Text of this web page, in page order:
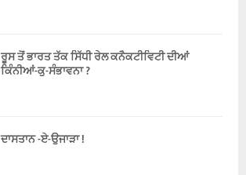
ਰੂਸ ਤੋਂ ਭਾਰਤ ਤੱਕ ਸਿੱਧੀ ਰੇਲ ਕਨੈਕਟੀਵਿਟੀ ਦੀਆਂ
ਕਿੰਨੀਆਂ-ਕੁ-ਸੰਭਾਵਨਾ ?
ਦਾਸਤਾਨ -ਏ-ਉਜਾੜਾ !